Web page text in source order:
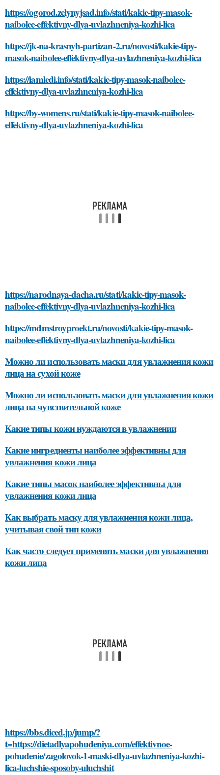
https://ogorod.zelynyjsad.info/stati/kakie-tipy-masok-
naibolee-effektivny-dlya-uvlazhneniya-kozhi-lica
https://jk-na-krasnyh-partizan-2.ru/novosti/kakie-tipy-
masok-naibolee-effektivny-dlya-uvlazhneniya-kozhi-lica
https://iamledi.info/stati/kakie-tipy-masok-naibolee-
effektivny-dlya-uvlazhneniya-kozhi-lica
https://by-womens.ru/stati/kakie-tipy-masok-naibolee-
effektivny-dlya-uvlazhneniya-kozhi-lica
https://narodnaya-dacha.ru/stati/kakie-tipy-masok-
naibolee-effektivny-dlya-uvlazhneniya-kozhi-lica
https://mdmstroyproekt.ru/novosti/kakie-tipy-masok-
naibolee-effektivny-dlya-uvlazhneniya-kozhi-lica
Можно ли использовать маски для увлажнения кожи
лица на сухой коже
Можно ли использовать маски для увлажнения кожи
лица на чувствительной коже
Какие типы кожи нуждаются в увлажнении
Какие ингредиенты наиболее эффективны для
увлажнения кожи лица
Какие типы масок наиболее эффективны для
увлажнения кожи лица
Как выбрать маску для увлажнения кожи лица,
учитывая свой тип кожи
Как часто следует применять маски для увлажнения
кожи лица
https://bbs.diced.jp/jump/?
t=https://dietadlyapohudeniya.com/effektivnoe-
pohudenie/zagolovok-1-maski-dlya-uvlazhneniya-kozhi-
lica-luchshie-sposoby-uluchshit